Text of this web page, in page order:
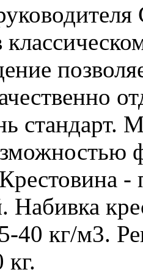
стандарт.
-
40 кг/м3.
кг.